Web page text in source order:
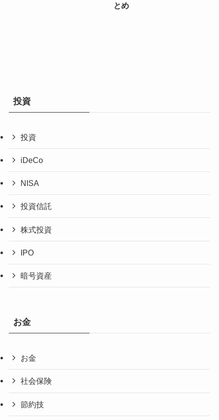
とめ
投資
投資
iDeCo
NISA
投資信託
株式投資
IPO
暗号資産
お金
お金
社会保険
節約技